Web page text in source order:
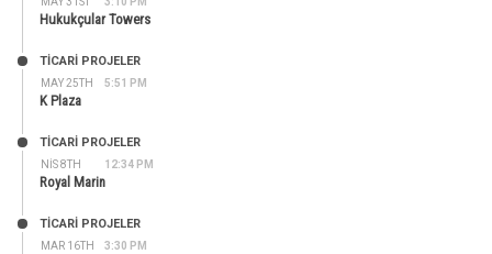
Hukukçular Towers
MAY 25TH 5:51 PM
TİCARİ PROJELER
K Plaza
NIS 8TH 12:34 PM
TİCARİ PROJELER
Royal Marin
MAR 16TH 3:30 PM
TİCARİ PROJELER